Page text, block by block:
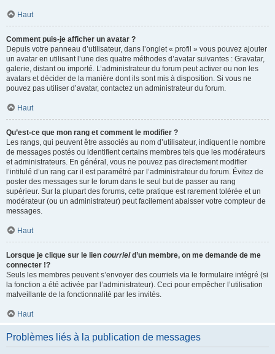
Haut
Comment puis-je afficher un avatar ?
Depuis votre panneau d’utilisateur, dans l’onglet « profil » vous pouvez ajouter
un avatar en utilisant l’une des quatre méthodes d’avatar suivantes : Gravatar,
galerie, distant ou importé. L’administrateur du forum peut activer ou non les
avatars et décider de la manière dont ils sont mis à disposition. Si vous ne
pouvez pas utiliser d’avatar, contactez un administrateur du forum.
Haut
Qu’est-ce que mon rang et comment le modifier ?
Les rangs, qui peuvent être associés au nom d’utilisateur, indiquent le nombre
de messages postés ou identifient certains membres tels que les modérateurs
et administrateurs. En général, vous ne pouvez pas directement modifier
l’intitulé d’un rang car il est paramétré par l’administrateur du forum. Évitez de
poster des messages sur le forum dans le seul but de passer au rang
supérieur. Sur la plupart des forums, cette pratique est rarement tolérée et un
modérateur (ou un administrateur) peut facilement abaisser votre compteur de
messages.
Haut
Lorsque je clique sur le lien courrield’un membre, on me demande de me
connecter !?
Seuls les membres peuvent s’envoyer des courriels via le formulaire intégré (si
la fonction a été activée par l’administrateur). Ceci pour empêcher l’utilisation
malveillante de la fonctionnalité par les invités.
Haut
Problèmes liés à la publication de messages